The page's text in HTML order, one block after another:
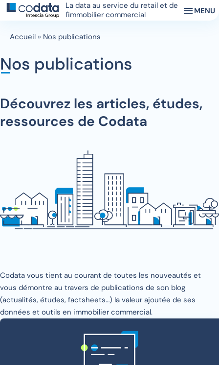
La data au service du retail et de
l'immobilier commercial
MENU
Accueil » Nos publications
Nos publications
Découvrez les articles, études,
ressources de Codata
Codata vous tient au courant de toutes les nouveautés et
vous démontre au travers de publications de son blog
(actualités, études, factsheets…) la valeur ajoutée de ses
données et outils en immobilier commercial.